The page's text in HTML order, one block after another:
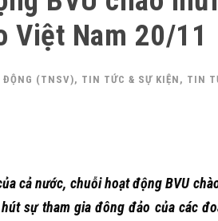
Việt Nam 20/11
(TNSV), TIN TỨC & SỰ KIỆN , TIN
cả nước, chuỗi hoạt động BVU
sự tham gia đông đảo của các